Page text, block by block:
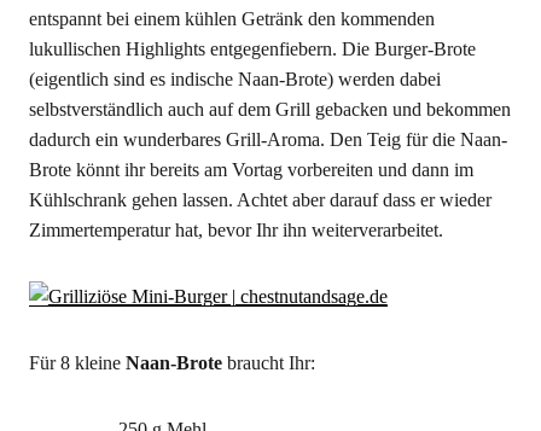
entspannt bei einem kühlen Getränk den kommenden
lukullischen Highlights entgegenfiebern. Die Burger-Brote
(eigentlich sind es indische Naan-Brote) werden dabei
selbstverständlich auch auf dem Grill gebacken und bekommen
dadurch ein wunderbares Grill-Aroma. Den Teig für die Naan-
Brote könnt ihr bereits am Vortag vorbereiten und dann im
Kühlschrank gehen lassen. Achtet aber darauf dass er wieder
Zimmertemperatur hat, bevor Ihr ihn weiterverarbeitet.
Für 8 kleine Naan-Brotebraucht Ihr: